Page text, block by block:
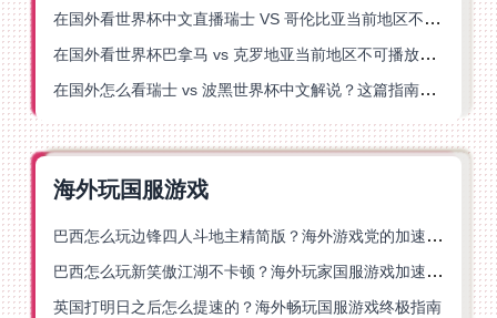
在国外看世界杯中文直播瑞士 VS 哥伦比亚当前地区不可播放？这篇指南帮你搞定
在国外看世界杯巴拿马 vs 克罗地亚当前地区不可播放？这篇指南帮你轻松解决海外体育直播难题
在国外怎么看瑞士 vs 波黑世界杯中文解说？这篇指南帮你搞定所有地区限制问题
海外玩国服游戏
巴西怎么玩边锋四人斗地主精简版？海外游戏党的加速器终极选择
巴西怎么玩新笑傲江湖不卡顿？海外玩家国服游戏加速终极指南（附猫和老鼠一梦江湖实测）
英国打明日之后怎么提速的？海外畅玩国服游戏终极指南